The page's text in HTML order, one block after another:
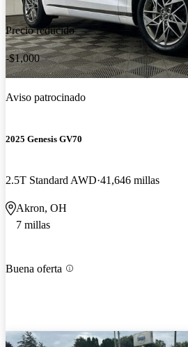
Precio reducido
-$1,000
Aviso patrocinado
2025 Genesis GV70
2.5T Standard AWD 41,646 millas
Akron, OH
7 millas
Buena oferta